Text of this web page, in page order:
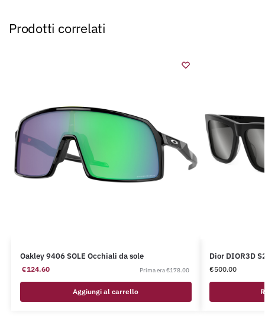
Prodotti correlati
Oakley 9406 SOLE Occhiali da sole
€178.00
€124.60
Aggiungi al carrello
Dior DIOR3D
€500.00